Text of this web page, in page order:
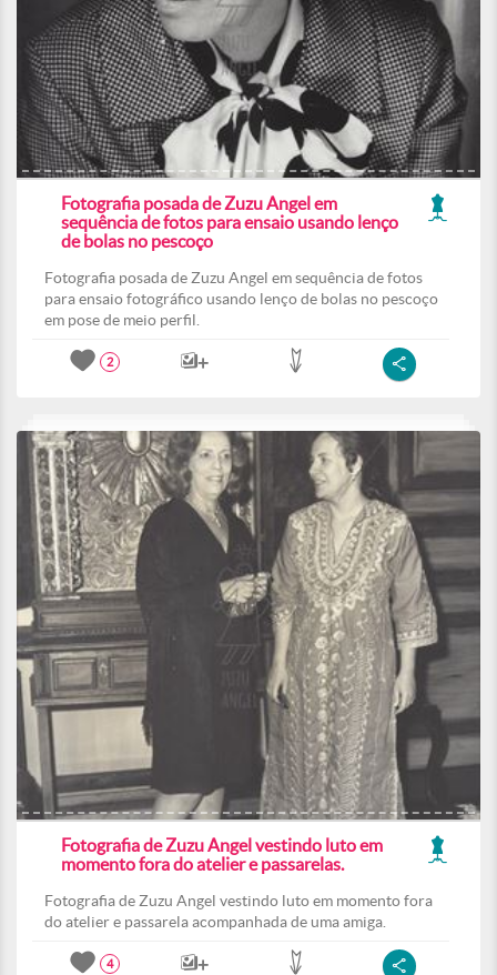
Fotografia posada de Zuzu Angel em
sequência de fotos para ensaio usando lenço
de bolas no pescoço
Fotografia posada de Zuzu Angel em sequência de fotos
para ensaio fotográfico usando lenço de bolas no pescoço
em pose de meio perfil.
2
Fotografia de Zuzu Angel vestindo luto em
momento fora do atelier e passarelas.
Fotografia de Zuzu Angel vestindo luto em momento fora
do atelier e passarela acompanhada de uma amiga.
4